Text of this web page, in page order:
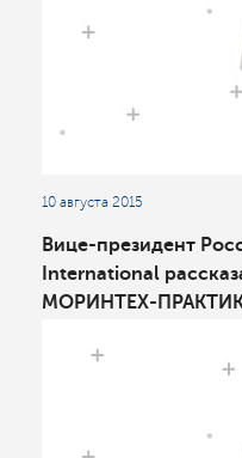
10 августа 2015
Вице-президент
International
МОРИНТЕХ-
стандартах в
стоимостного